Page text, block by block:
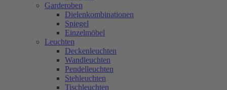
Garderoben
Dielenkombinationen
Spiegel
Einzelmöbel
Leuchten
Deckenleuchten
Wandleuchten
Pendelleuchten
Stehleuchten
Tischleuchten